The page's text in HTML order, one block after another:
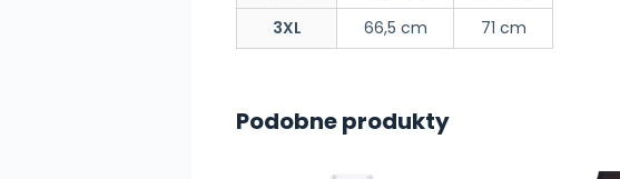
3XL
66,5 cm 71 cm
Podobne produkty